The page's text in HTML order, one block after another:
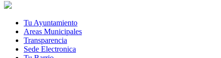
Tu Ayuntamiento
Areas Municipales
Transparencia
Sede Electronica